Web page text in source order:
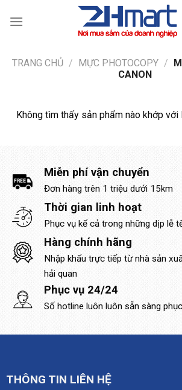
qua
TRANG CHỦ / MỰC PHOTOCOPY /
CANON
Không tìm thấy sản phẩm nào khớp với
Miễn phí vận chuyển
Đơn hàng trên 1 triệu dưới 15km
Thời gian linh hoạt
Phục vụ kể cả trong những dịp lễ
Hàng chính hãng
Nhập khẩu trực tiếp từ nhà sản
hải quan
Phục vụ 24/24
Số hotline luôn luôn sẵn sàng
THÔNG TIN LIÊN HỆ